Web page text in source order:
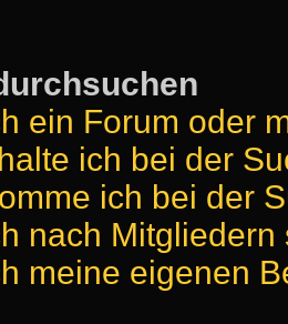
ein Forum oder
ich bei der
ich bei der
nach Mitgliedern
meine eigenen